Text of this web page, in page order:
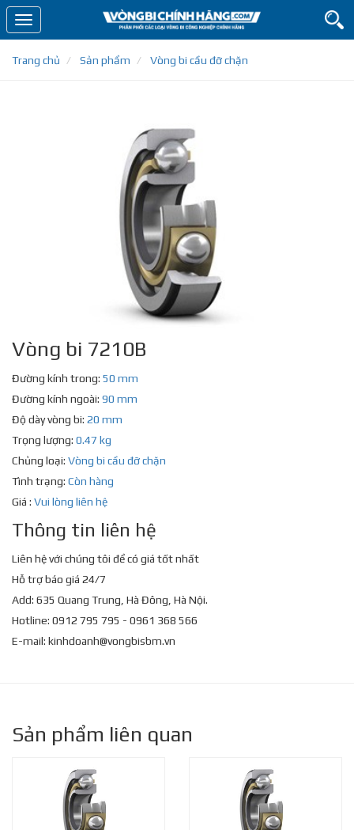
Toggle
navigation
Trang chủ
Sản phẩm Vòng bi cầu đỡ chặn
Vòng bi 7210B
Đường kính trong: 50 mm
Đường kính ngoài: 90 mm
Độ dày vòng bi: 20 mm
Trọng lượng: 0.47 kg
Chủng loại: Vòng bi cầu đỡ chặn
Tình trạng: Còn hàng
Giá : Vui lòng liên hệ
Thông tin liên hệ
Liên hệ với chúng tôi để có giá tốt nhất
Hỗ trợ báo giá 24/7
Add: 635 Quang Trung, Hà Đông, Hà Nội.
Hotline: 0912 795 795 - 0961 368 566
E-mail: kinhdoanh@vongbisbm.vn
Sản phẩm liên quan